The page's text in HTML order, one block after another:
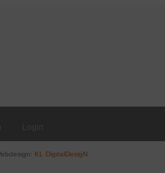
KL DigitalDesigN